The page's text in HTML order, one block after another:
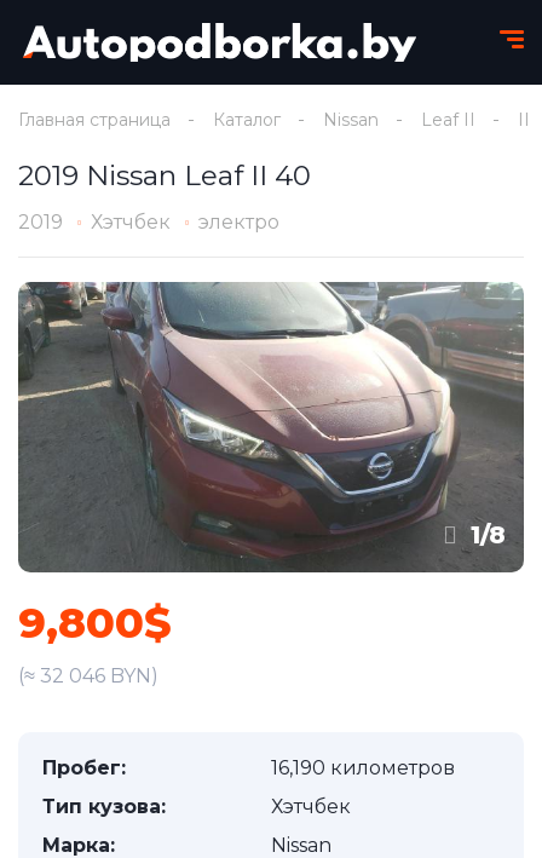
Главная страница Каталог Nissan Leaf II II
2019 Nissan Leaf II 40
2019 Хэтчбек электро
1/8
9,800$
(≈ 32 046 BYN)
Пробег:
16,190 километров
Тип кузова:
Хэтчбек
Марка:
Nissan